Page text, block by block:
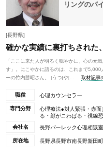
リングのパ
[長野県]
確かな実績に裏打ちされた
「ここに来た人が明るく穏やかに、心の元
す」。にこやかに語るのは、これまで
ーの竹内勝昭さん。 [うつ]や[...
取材記事
職種 心理カウンセラー
専門分野
心理療法●対人緊張・赤面
る・顔がこわばる・視線
会社名
長野パーレック心理相談室
所在地 長野県長野市南長野新田